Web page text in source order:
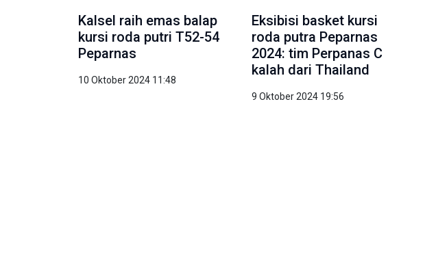
Kalsel raih emas balap
kursi roda putri T52-54
Peparnas
10 Oktober 2024 11:48
Eksibisi basket kursi
roda putra Peparnas
2024: tim Perpanas C
kalah dari Thailand
9 Oktober 2024 19:56